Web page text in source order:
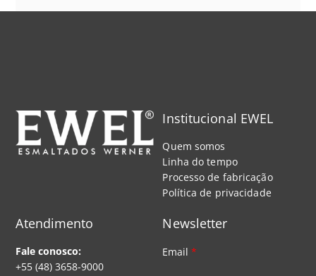
Institucional EWEL
Quem somos
Linha do tempo
Processo de fabricação
Política de privacidade
Atendimento
Fale conosco:
+55 (48) 3658-9000
Newsletter
Email*